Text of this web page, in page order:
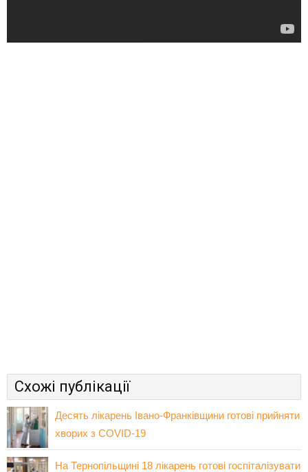
Схожі публікації
Десять лікарень Івано-Франківщини готові прийняти
хворих з COVID-19
На Тернопільщині 18 лікарень готові госпіталізувати